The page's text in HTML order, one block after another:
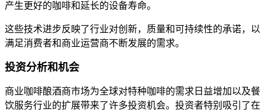
产生更好的咖啡和延长的设备寿命。
这些技术进步反映了行业对创新，质量和可持续性的承诺，以
满足消费者和商业运营商不断发展的需求。
投资分析和机会
商业咖啡酿酒商市场为全球对特种咖啡的需求日益增加以及餐
饮服务行业的扩展带来了许多投资机会。投资者特别吸引了在